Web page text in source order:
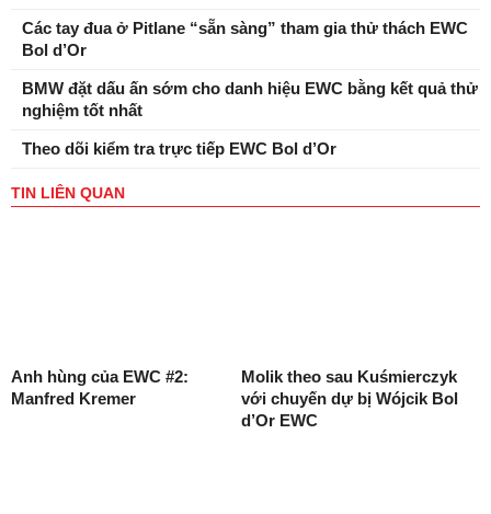
Các tay đua ở Pitlane “sẵn sàng” tham gia thử thách EWC
Bol d’Or
BMW đặt dấu ấn sớm cho danh hiệu EWC bằng kết quả thử
nghiệm tốt nhất
Theo dõi kiểm tra trực tiếp EWC Bol d’Or
TIN LIÊN QUAN
Anh hùng của EWC #2:
Manfred Kremer
Molik theo sau Kuśmierczyk
với chuyến dự bị Wójcik Bol
d’Or EWC